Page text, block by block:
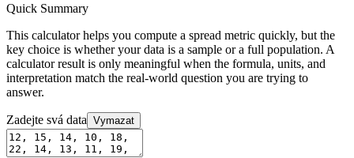
Quick Summary
This calculator helps you compute a spread metric quickly, but the
key choice is whether your data is a sample or a full population. A
calculator result is only meaningful when the formula, units, and
interpretation match the real-world question you are trying to
answer.
Zadejte svá data Vymazat